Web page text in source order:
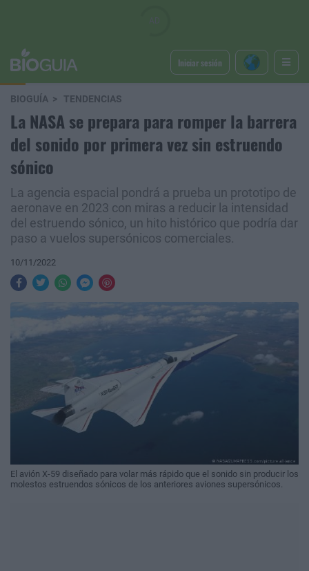
Iniciar sesión
BIOGUÍA TENDENCIAS
La NASA se prepara para romper la barrera
del sonido por primera vez sin estruendo
sónico
La agencia espacial pondrá a prueba un prototipo de
aeronave en 2023 con miras a reducir la intensidad
del estruendo sónico, un hito histórico que podría dar
paso a vuelos supersónicos comerciales.
10/11/2022
El avión X-59 diseñado para volar más rápido que el sonido sin producir los
molestos estruendos sónicos de los anteriores aviones supersónicos.